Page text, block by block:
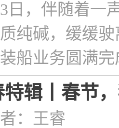
日，伴随着一
纯碱，缓缓
船业务圆满
特辑丨春节
：王睿